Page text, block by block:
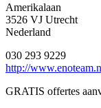
Amerikalaan
3526 VJ Utrecht
Nederland
030 293 9229
http://
GRATIS offertes